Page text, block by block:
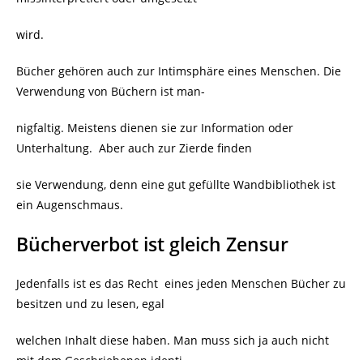
wird.
Bücher gehören auch zur Intimsphäre eines Menschen. Die
Verwendung von Büchern ist man-
nigfaltig. Meistens dienen sie zur Information oder
Unterhaltung. Aber auch zur Zierde finden
sie Verwendung, denn eine gut gefüllte Wandbibliothek ist
ein Augenschmaus.
Bücherverbot ist gleich Zensur
Jedenfalls ist es das Recht eines jeden Menschen Bücher zu
besitzen und zu lesen, egal
welchen Inhalt diese haben. Man muss sich ja auch nicht